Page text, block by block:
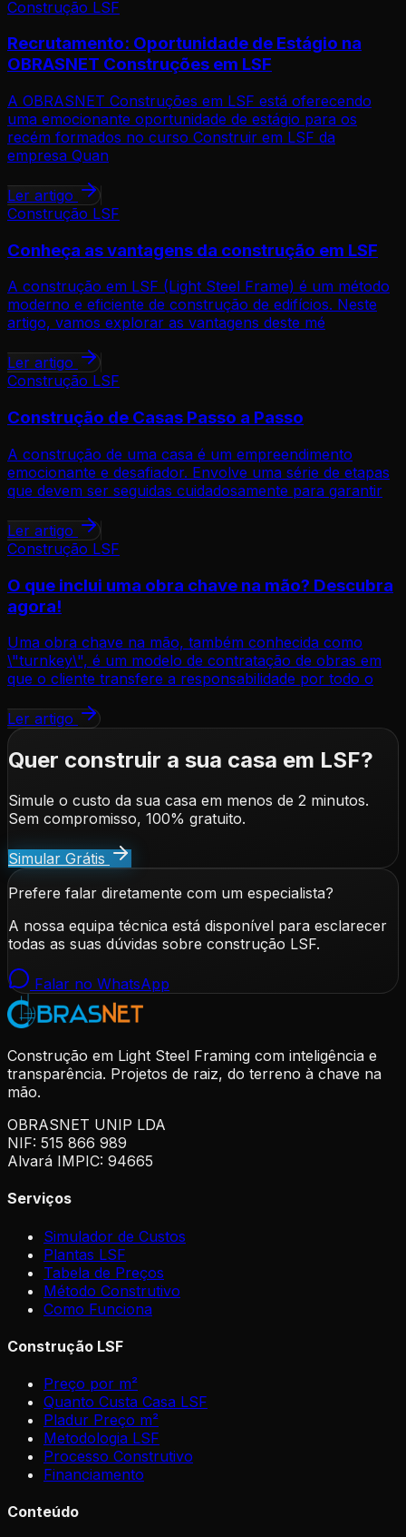
Construção LSF
Recrutamento: Oportunidade de Estágio na
OBRASNET Construções em LSF
A OBRASNET Construções em LSF está oferecendo
uma emocionante oportunidade de estágio para os
recém formados no curso Construir em LSF da
empresa Quan
Ler artigo
Construção LSF
Conheça as vantagens da construção em LSF
A construção em LSF (Light Steel Frame) é um método
moderno e eficiente de construção de edifícios. Neste
artigo, vamos explorar as vantagens deste mé
Ler artigo
Construção LSF
Construção de Casas Passo a Passo
A construção de uma casa é um empreendimento
emocionante e desafiador. Envolve uma série de etapas
que devem ser seguidas cuidadosamente para garantir
Ler artigo
Construção LSF
O que inclui uma obra chave na mão? Descubra
agora!
Uma obra chave na mão, também conhecida como
\"turnkey\", é um modelo de contratação de obras em
que o cliente transfere a responsabilidade por todo o
Ler artigo
Quer construir a sua casa em LSF?
Simule o custo da sua casa em menos de 2 minutos.
Sem compromisso, 100% gratuito.
Simular Grátis
Prefere falar diretamente com um especialista?
A nossa equipa técnica está disponível para esclarecer
todas as suas dúvidas sobre construção LSF.
Falar no WhatsApp
Construção em Light Steel Framing com inteligência e
transparência. Projetos de raiz, do terreno à chave na
mão.
OBRASNET UNIP LDA
NIF: 515 866 989
Alvará IMPIC: 94665
Serviços
Simulador de Custos
Plantas LSF
Tabela de Preços
Método Construtivo
Como Funciona
Construção LSF
Preço por m²
Quanto Custa Casa LSF
Pladur Preço m²
Metodologia LSF
Processo Construtivo
Financiamento
Conteúdo